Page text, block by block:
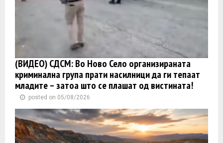
(ВИДЕО) СДСМ: Во Ново Село организираната
криминална група прати насилници да ги тепаат
младите – затоа што се плашат од вистината!
posted on 05/08/2026